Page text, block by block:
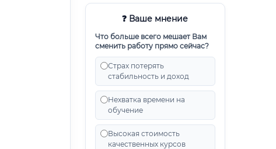
❓ Ваше мнение
Что больше всего мешает Вам
сменить работу прямо сейчас?
Страх потерять
стабильность и доход
Нехватка времени на
обучение
Высокая стоимость
качественных курсов